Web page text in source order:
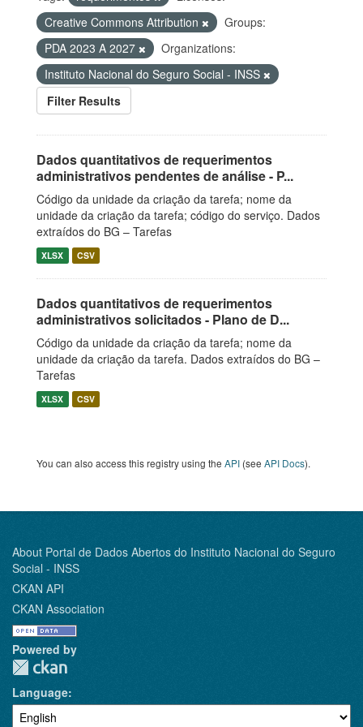
Creative Commons Attribution
Groups:
PDA 2023 A 2027
Organizations:
Instituto Nacional do Seguro Social - INSS
Filter Results
Dados quantitativos de requerimentos
administrativos pendentes de análise - P...
Código da unidade da criação da tarefa; nome da
unidade da criação da tarefa; código do serviço. Dados
extraídos do BG – Tarefas
XLSX CSV
Dados quantitativos de requerimentos
administrativos solicitados - Plano de D...
Código da unidade da criação da tarefa; nome da
unidade da criação da tarefa. Dados extraídos do BG –
Tarefas
XLSX CSV
You can also access this registry using the API (see API Docs).
About Portal de Dados Abertos do Instituto Nacional do Seguro
Social - INSS
CKAN API
CKAN Association
Powered by
Language